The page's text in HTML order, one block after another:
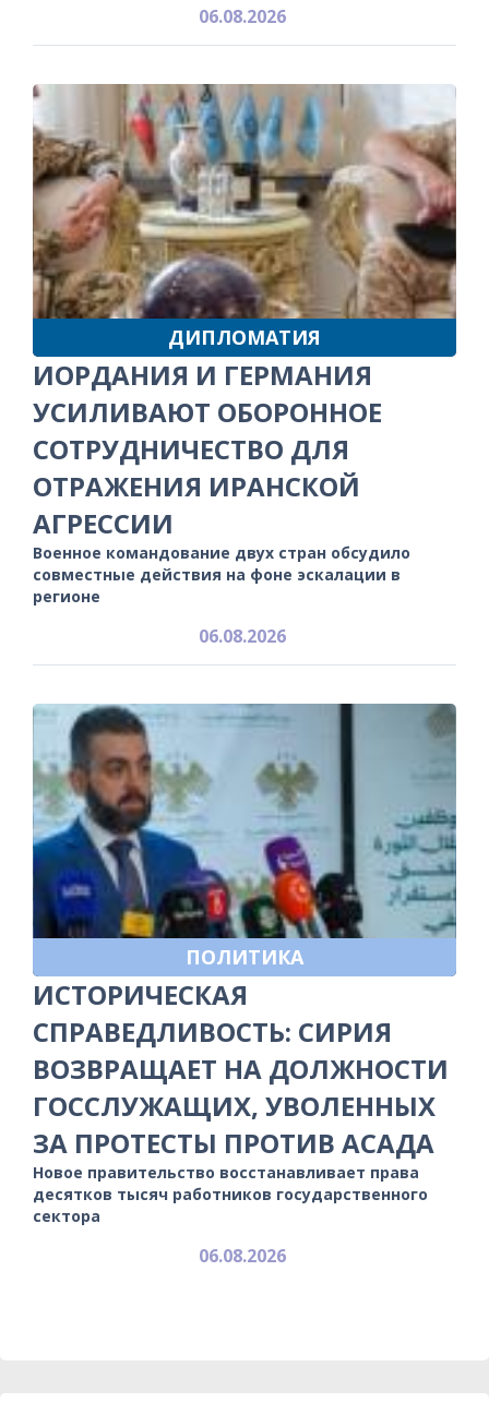
06.08.2026
ДИПЛОМАТИЯ
ИОРДАНИЯ И ГЕРМАНИЯ
УСИЛИВАЮТ ОБОРОННОЕ
СОТРУДНИЧЕСТВО ДЛЯ
ОТРАЖЕНИЯ ИРАНСКОЙ
АГРЕССИИ
Военное командование двух стран обсудило
совместные действия на фоне эскалации в
регионе
06.08.2026
ПОЛИТИКА
ИСТОРИЧЕСКАЯ
СПРАВЕДЛИВОСТЬ: СИРИЯ
ВОЗВРАЩАЕТ НА ДОЛЖНОСТИ
ГОССЛУЖАЩИХ, УВОЛЕННЫХ
ЗА ПРОТЕСТЫ ПРОТИВ АСАДА
Новое правительство восстанавливает права
десятков тысяч работников государственного
сектора
06.08.2026